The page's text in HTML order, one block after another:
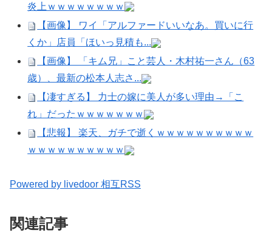
炎上ｗｗｗｗｗｗｗｗ
【画像】 ワイ「アルファードいいなあ。買いに行
くか」店員「ほいっ見積も...
【画像】 「キム兄」こと芸人・木村祐一さん（63
歳）、最新の松本人志さ...
【凄すぎる】 力士の嫁に美人が多い理由→「こ
れ」だったｗｗｗｗｗｗｗ
【悲報】 楽天、ガチで逝くｗｗｗｗｗｗｗｗｗｗ
ｗｗｗｗｗｗｗｗｗｗ
Powered by livedoor 相互RSS
関連記事